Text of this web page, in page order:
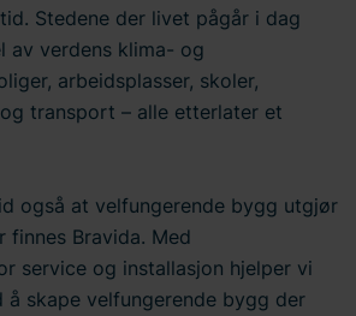
Stedene der livet pågår i dag
av verdens klima- og
arbeidsplasser, skoler,
transport – alle etterlater et
også at velfungerende bygg utgjør
finnes Bravida. Med
service og installasjon hjelper vi
å skape velfungerende bygg der